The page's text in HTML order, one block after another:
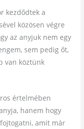
kezdődtek a
közösen végre
az anyjuk nem egy
sem pedig őt,
van köztünk
értelmében
hanem hogy
amit már